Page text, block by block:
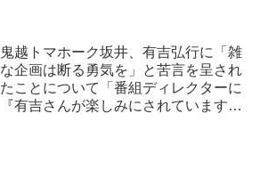
鬼越トマホーク坂井、有吉弘行に「雑
な企画は断る勇気を」と苦言を呈され
たことについて「番組ディレクターに
『有吉さんが楽しみにされています』